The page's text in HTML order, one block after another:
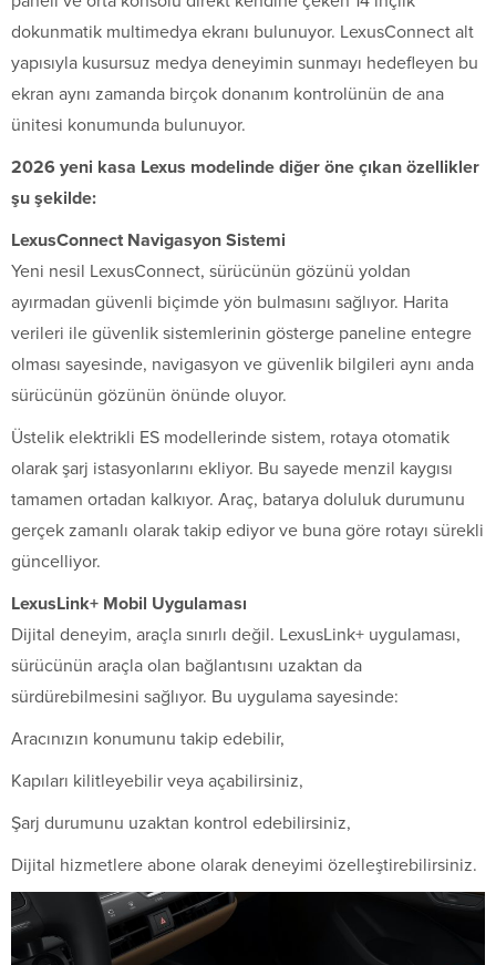
dokunmatik multimedya ekranı bulunuyor. LexusConnect alt
yapısıyla kusursuz medya deneyimin sunmayı hedefleyen bu
ekran aynı zamanda birçok donanım kontrolünün de ana
ünitesi konumunda bulunuyor.
2026 yeni kasa Lexus modelinde diğer öne çıkan özellikler
şu şekilde:
LexusConnect Navigasyon Sistemi
Yeni nesil LexusConnect, sürücünün gözünü yoldan
ayırmadan güvenli biçimde yön bulmasını sağlıyor. Harita
verileri ile güvenlik sistemlerinin gösterge paneline entegre
olması sayesinde, navigasyon ve güvenlik bilgileri aynı anda
sürücünün gözünün önünde oluyor.
Üstelik elektrikli ES modellerinde sistem, rotaya otomatik
olarak şarj istasyonlarını ekliyor. Bu sayede menzil kaygısı
tamamen ortadan kalkıyor. Araç, batarya doluluk durumunu
gerçek zamanlı olarak takip ediyor ve buna göre rotayı sürekli
güncelliyor.
LexusLink+ Mobil Uygulaması
Dijital deneyim, araçla sınırlı değil. LexusLink+ uygulaması,
sürücünün araçla olan bağlantısını uzaktan da
sürdürebilmesini sağlıyor. Bu uygulama sayesinde:
Aracınızın konumunu takip edebilir,
Kapıları kilitleyebilir veya açabilirsiniz,
Şarj durumunu uzaktan kontrol edebilirsiniz,
Dijital hizmetlere abone olarak deneyimi özelleştirebilirsiniz.